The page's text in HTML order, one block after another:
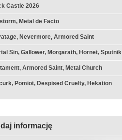
Castle 2026
Metal de Facto
Nevermore, Armored Saint
Sin, Gallower, Morgarath, Hornet, Sputnik
Armored Saint, Metal Church
Pomiot, Despised Cruelty, Hekation
informację